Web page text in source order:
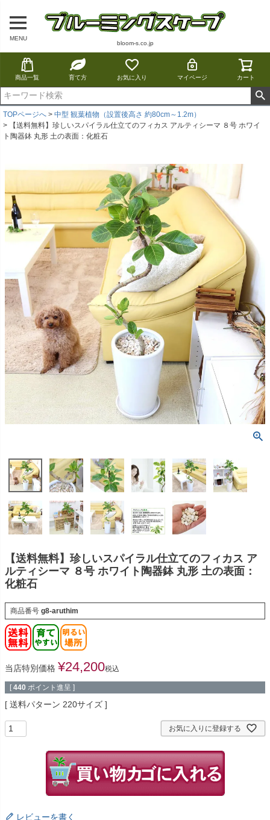
MENU
bloom-s.co.jp
商品一覧 育て方 お気に入り マイページ カート
TOPページへ
中型 観葉植物（設置後高さ 約80cm～1.2m）
【送料無料】珍しいスパイラル仕立てのフィカス アルティシーマ ８号 ホワイ
ト陶器鉢 丸形 土の表面：化粧石
【送料無料】珍しいスパイラル仕立てのフィカス ア
ルティシーマ ８号 ホワイト陶器鉢 丸形 土の表面：
化粧石
商品番号 g8-aruthim
当店特別価格 ¥24,200税込
[ 440 ポイント進呈 ]
送料パターン 220サイズ
お気に入りに登録する
レビューを書く